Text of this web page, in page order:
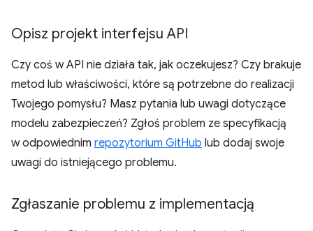
Opisz projekt interfejsu API
Czy coś w API nie działa tak, jak oczekujesz? Czy brakuje
metod lub właściwości, które są potrzebne do realizacji
Twojego pomysłu? Masz pytania lub uwagi dotyczące
modelu zabezpieczeń? Zgłoś problem ze specyfikacją
w odpowiednim repozytorium GitHub lub dodaj swoje
uwagi do istniejącego problemu.
Zgłaszanie problemu z implementacją